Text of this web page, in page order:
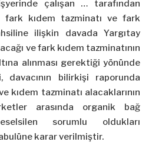
çalışan … tarafından
fark kıdem tazminatı ve fark
ilişkin davada Yargıtay
ve fark kıdem tazminatının
alınması gerektiği yönünde
davacının bilirkişi raporunda
kıdem tazminatı alacaklarının
arasında organik bağ
sorumlu oldukları
karar verilmiştir.